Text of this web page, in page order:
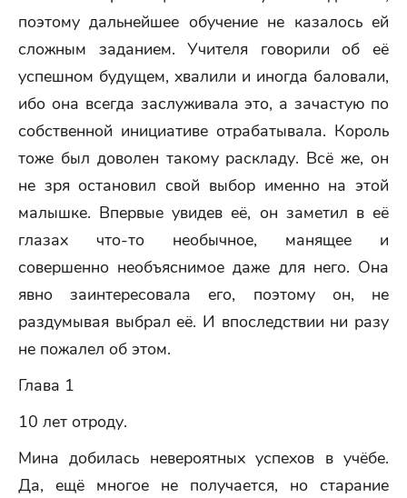
поэтому дальнейшее обучение не казалось ей
сложным заданием. Учителя говорили об её
успешном будущем, хвалили и иногда баловали,
ибо она всегда заслуживала это, а зачастую по
собственной инициативе отрабатывала. Король
тоже был доволен такому раскладу. Всё же, он
не зря остановил свой выбор именно на этой
малышке. Впервые увидев её, он заметил в её
глазах что-то необычное, манящее и
совершенно необъяснимое даже для него. Она
явно заинтересовала его, поэтому он, не
раздумывая выбрал её. И впоследствии ни разу
не пожалел об этом.
Глава 1
10 лет отроду.
Мина добилась невероятных успехов в учёбе.
Да, ещё многое не получается, но старание